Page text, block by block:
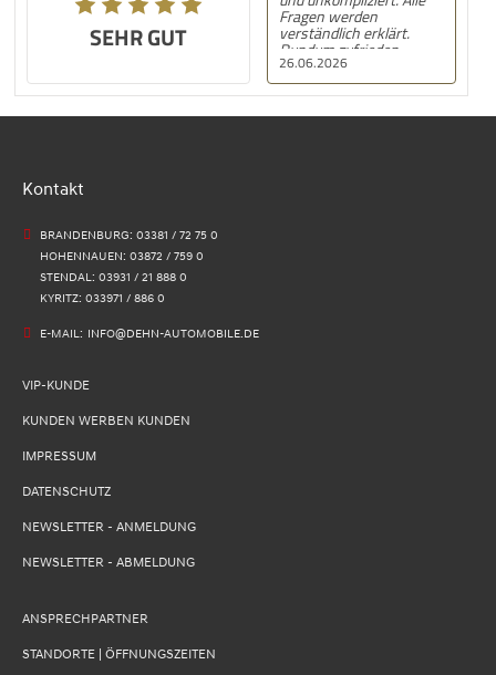
SEHR GUT
26.06.2026
Fragen werden
verständlich erklärt.
Rundum zufrieden.
Kontakt
BRANDENBURG: 03381 / 72 75 0
HOHENNAUEN: 03872 / 759 0
STENDAL: 03931 / 21 888 0
KYRITZ: 033971 / 886 0
E-MAIL: INFO@DEHN-AUTOMOBILE.DE
VIP-KUNDE
KUNDEN WERBEN KUNDEN
IMPRESSUM
DATENSCHUTZ
NEWSLETTER - ANMELDUNG
NEWSLETTER - ABMELDUNG
ANSPRECHPARTNER
STANDORTE | ÖFFNUNGSZEITEN